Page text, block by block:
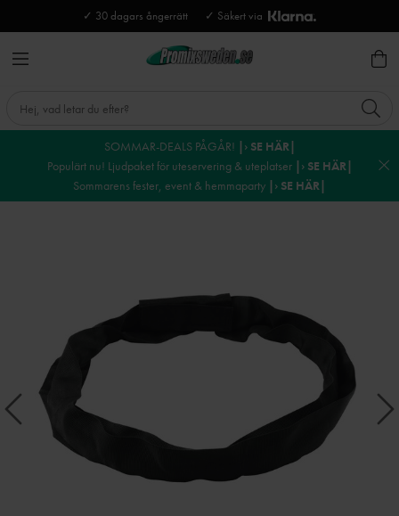
✓ 30 dagars ångerrätt ✓ Säkert via
SOMMAR-DEALS PÅGÅR! |› SE HÄR|
Populärt nu! Ljudpaket för uteservering & uteplatser |› SE HÄR|
Sommarens fester, event & hemmaparty |› SE HÄR|